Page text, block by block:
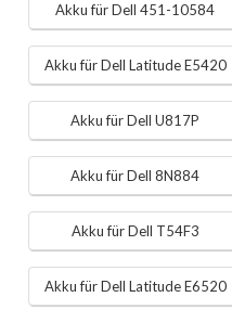
Akku für Dell 451-10584
Akku für Dell Latitude E5420
Akku für Dell U817P
Akku für Dell 8N884
Akku für Dell T54F3
Akku für Dell Latitude E6520